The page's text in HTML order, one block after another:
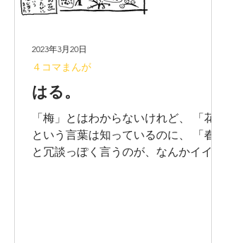
はる。
「梅」とはわからないけれど、 「花」
という言葉は知っているのに、 「春」
と冗談っぽく言うのが、なんかイイ。
４コマまんが
2023年3月20日